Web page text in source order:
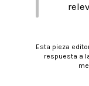
de
Esta pieza
respuesta a